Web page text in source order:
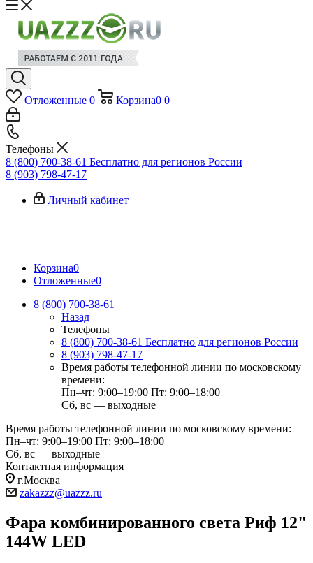
Отложенные 0 Корзина0 0
Телефоны
8 (800) 700-38-61 Бесплатно для регионов России
8 (903) 798-47-17
Личный кабинет
Корзина0
Отложенные0
8 (800) 700-38-61
Назад
Телефоны
8 (800) 700-38-61 Бесплатно для регионов России
8 (903) 798-47-17
Время работы телефонной линии по московскому
времени:
Пн–чт: 9:00–19:00 Пт: 9:00–18:00
Сб, вс — выходные
Время работы телефонной линии по московскому времени:
Пн–чт: 9:00–19:00 Пт: 9:00–18:00
Сб, вс — выходные
Контактная информация
г.Москва
zakazzz@uazzz.ru
Фара комбинированного света Риф 12"
144W LED